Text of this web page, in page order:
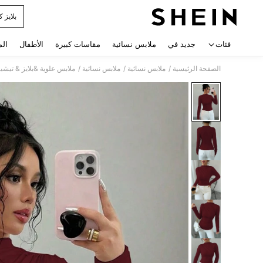
فئات جديد في ملابس نسائية مقاسات كبيرة الأطفال
الصفحة الرئيسية / ملابس نسائية / ملابس نسائية / ملابس علوية &بلايز &